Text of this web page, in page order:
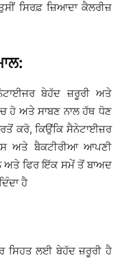
ਸਿਰਫ਼ ਜ਼ਿਆਦਾ ਕੈਲਰੀਜ਼
ਬੇਹੱਦ ਜ਼ਰੂਰੀ ਅਤੇ
ਹੋ ਅਤੇ ਸਾਬਣ ਨਾਲ ਹੱਥ ਧੋਣ
ਕਰੋ, ਕਿਉਂਕਿ ਸੈਨੇਟਾਈਜ਼ਰ
ਅਤੇ ਬੈਕਟੀਰੀਆ ਆਪਣੀ
ਅਤੇ ਫਿਰ ਇੱਕ ਸਮੇਂ ਤੋਂ ਬਾਅਦ
ਹੈ
ਸਿਹਤ ਲਈ ਬੇਹੱਦ ਜ਼ਰੂਰੀ ਹੈ